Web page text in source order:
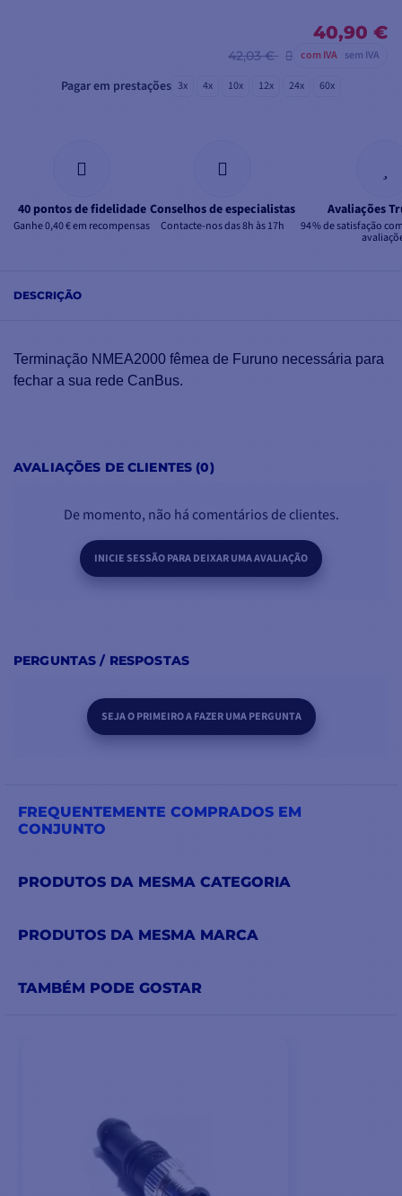
40,90 €
42,03 € com IVA sem IVA
Pagar em prestações 3x 4x 10x 12x 24x 60x
40 pontos de fidelidade
Ganhe 0,40 € em recompensas
Conselhos de especialistas
Contacte-nos das 8h às 17h
Avaliações
94 % de satisfação
DESCRIÇÃO
Terminação NMEA2000 fêmea de Furuno necessária para
fechar a sua rede CanBus.
AVALIAÇÕES DE CLIENTES (0)
De momento, não há comentários de clientes.
INICIE SESSÃO PARA DEIXAR UMA AVALIAÇÃO
PERGUNTAS / RESPOSTAS
SEJA O PRIMEIRO A FAZER UMA PERGUNTA
FREQUENTEMENTE COMPRADOS EM
CONJUNTO
PRODUTOS DA MESMA CATEGORIA
PRODUTOS DA MESMA MARCA
TAMBÉM PODE GOSTAR